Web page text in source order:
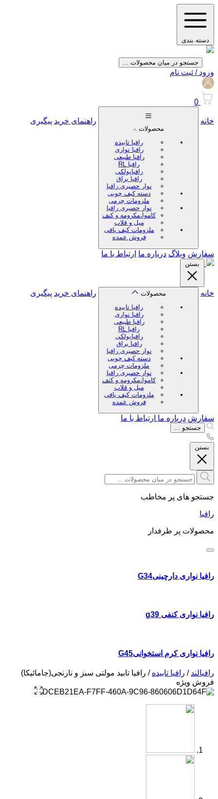
دسته بندی
جستجو در میان محصولات ...
ورود / ثبت نام
0
خانه
محصولات
رافیا تابیده
رافیا نواری
رافیا طبیعی
رافیا RL
رافیاپولکی
رافیا براق
نوار حصیری رافیا
دسته کیف چوبی
ملزومات چرمی
نوار حصیری رافیا
کاموا،مکرومه و کنف
میل و قلاب
ملزومات کیف بافی
فروش عمده
راهنمای خرید پیگیری
سفارش وبلاگ درباره ما ارتباط با ما
بستن
خانه
محصولات
رافیا تابیده
رافیا نواری
رافیا طبیعی
رافیا RL
رافیاپولکی
رافیا براق
نوار حصیری رافیا
دسته کیف چوبی
ملزومات چرمی
نوار حصیری رافیا
کاموا،مکرومه و کنف
میل و قلاب
ملزومات کیف بافی
فروش عمده
راهنمای خرید پیگیری
سفارش درباره ما ارتباط با ما
جستجو ...
بستن
جستجو های پر مخاطب
رافیا
محصولات پر طرفدار
رافیا نواری دارچینیG34
رافیا نواری کنفی g39
رافیا نواری کرم استخوانیG45
رافیالند / رافیا تابیده / رافیا تابید مولتی سبز و نارنجی(جامائیکا)
فروش ویژه